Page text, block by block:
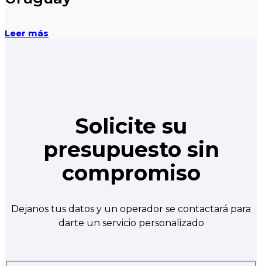
Leer más
Solicite su
presupuesto sin
compromiso
Dejanos tus datos y un operador se contactará para
darte un servicio personalizado